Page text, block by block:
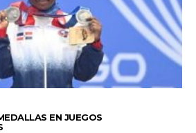
EN JUEGOS